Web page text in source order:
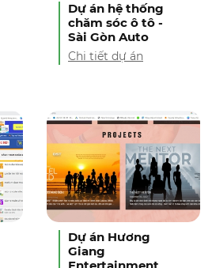
Dự án hệ thống
chăm sóc ô tô -
Sài Gòn Auto
Chi tiết dự án
Dự án Hương
Giang